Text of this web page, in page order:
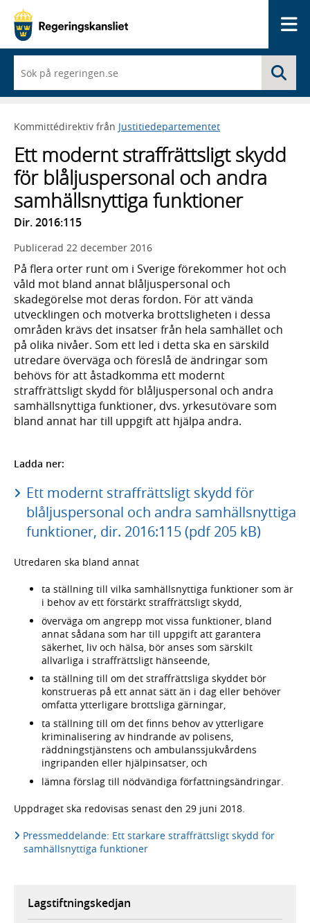
du
börjar
skriva
framträder
lista
med
sökförslag
Kommittédirektiv från Justitiedepartementet
Ett modernt straffrättsligt skydd
för blåljuspersonal och andra
samhällsnyttiga funktioner
Dir. 2016:115
Publicerad 22 december 2016
På flera orter runt om i Sverige förekommer hot och
våld mot bland annat blåljuspersonal och
skadegörelse mot deras fordon. För att vända
utvecklingen och motverka brottsligheten i dessa
områden krävs det insatser från hela samhället och
på olika nivåer. Som ett led i detta ska en särskild
utredare överväga och föreslå de ändringar som
behövs för att åstadkomma ett modernt
straffrättsligt skydd för blåljuspersonal och andra
samhällsnyttiga funktioner, dvs. yrkesutövare som
bland annat har till uppgift att hjälpa andra.
Ladda ner:
Ett modernt straffrättsligt skydd för
blåljuspersonal och andra samhällsnyttiga
funktioner, dir. 2016:115 (pdf 205 kB)
Utredaren ska bland annat
ta ställning till vilka samhällsnyttiga funktioner som är
i behov av ett förstärkt straffrättsligt skydd,
överväga om angrepp mot vissa funktioner, bland
annat sådana som har till uppgift att garantera
säkerhet, liv och hälsa, bör anses som särskilt
allvarliga i straffrättsligt hänseende,
ta ställning till om det straffrättsliga skyddet bör
konstrueras på ett annat sätt än i dag eller behöver
omfatta ytterligare brottsliga gärningar,
ta ställning till om det finns behov av ytterligare
kriminalisering av hindrande av polisens,
räddningstjänstens och ambulanssjukvårdens
ingripanden eller hjälpinsatser, och
lämna förslag till nödvändiga författningsändringar.
Uppdraget ska redovisas senast den 29 juni 2018.
Pressmeddelande: Ett starkare straffrättsligt skydd för
samhällsnyttiga funktioner
Lagstiftningskedjan